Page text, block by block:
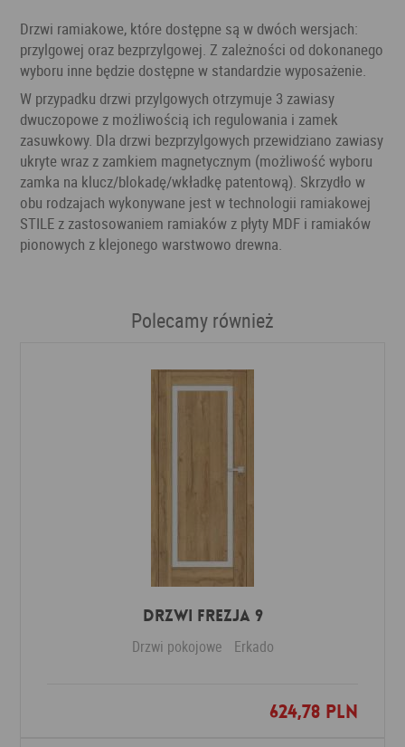
Drzwi ramiakowe, które dostępne są w dwóch wersjach:
przylgowej oraz bezprzylgowej. Z zależności od dokonanego
wyboru inne będzie dostępne w standardzie wyposażenie.
W przypadku drzwi przylgowych otrzymuje 3 zawiasy
dwuczopowe z możliwością ich regulowania i zamek
zasuwkowy. Dla drzwi bezprzylgowych przewidziano zawiasy
ukryte wraz z zamkiem magnetycznym (możliwość wyboru
zamka na klucz/blokadę/wkładkę patentową). Skrzydło w
obu rodzajach wykonywane jest w technologii ramiakowej
STILE z zastosowaniem ramiaków z płyty MDF i ramiaków
pionowych z klejonego warstwowo drewna.
Polecamy również
DRZWI FREZJA 9
Drzwi pokojowe Erkado
624,78 PLN
Dodaj do ulubionych